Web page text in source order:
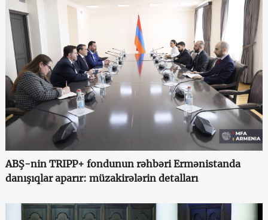
ABŞ-nin TRIPP+ fondunun rəhbəri Ermənistanda
danışıqlar aparır: müzakirələrin detalları